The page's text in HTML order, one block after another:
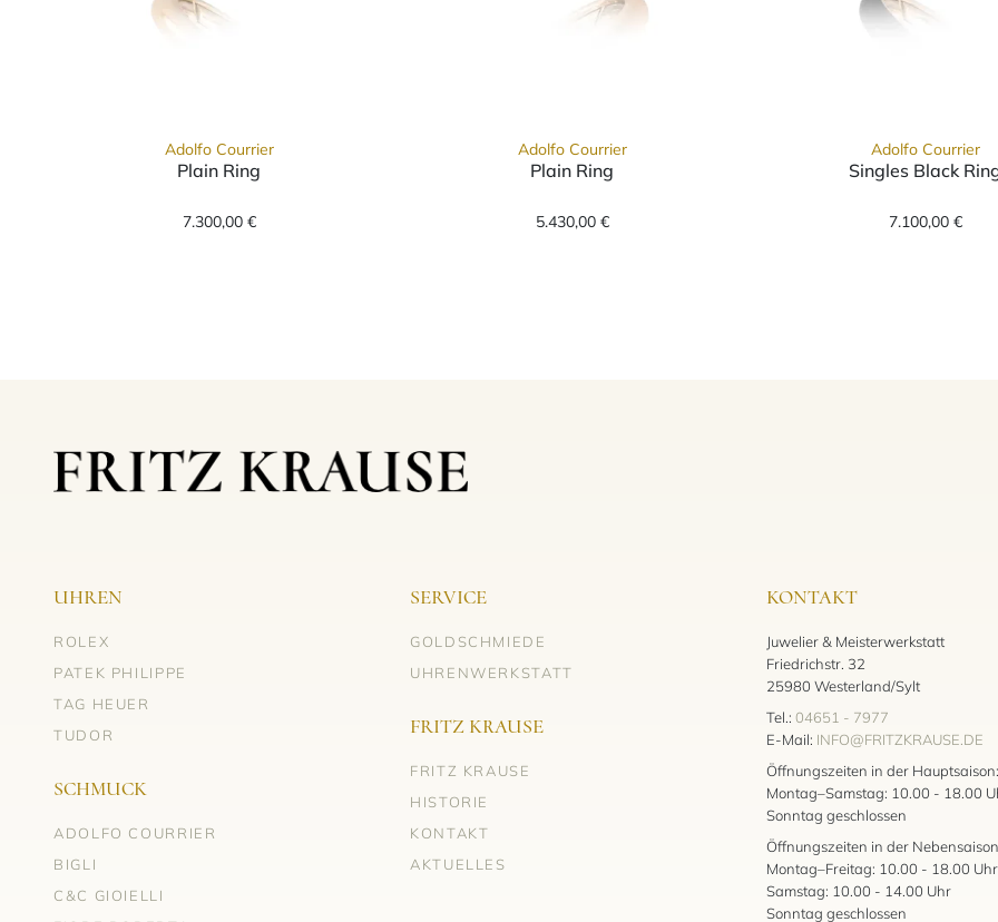
Adolfo Courrier
Plain Ring
7.300,00 €
Adolfo Courrier
Plain Ring
5.430,00 €
Adolfo Courrier
Singles Black
7.100,00 €
UHREN
ROLEX
PATEK PHILIPPE
TAG HEUER
TUDOR
SCHMUCK
ADOLFO COURRIER
BIGLI
C&C GIOIELLI
SERVICE
GOLDSCHMIEDE
UHRENWERKSTATT
FRITZ KRAUSE
FRITZ KRAUSE
HISTORIE
KONTAKT
AKTUELLES
KONTAKT
Juwelier & Meisterwerkstatt
Friedrichstr. 32
25980 Westerland/Sylt
Tel.: 04651 - 7977
E-Mail: INFO@FRITZKRAUSE.DE
Öffnungszeiten in der Hauptsaison:
Montag–Samstag: 10.00 - 18.00
Sonntag geschlossen
Öffnungszeiten in der
Montag–Freitag: 10.00 - 18.00 Uhr
Samstag: 10.00 - 14.00 Uhr
Sonntag geschlossen